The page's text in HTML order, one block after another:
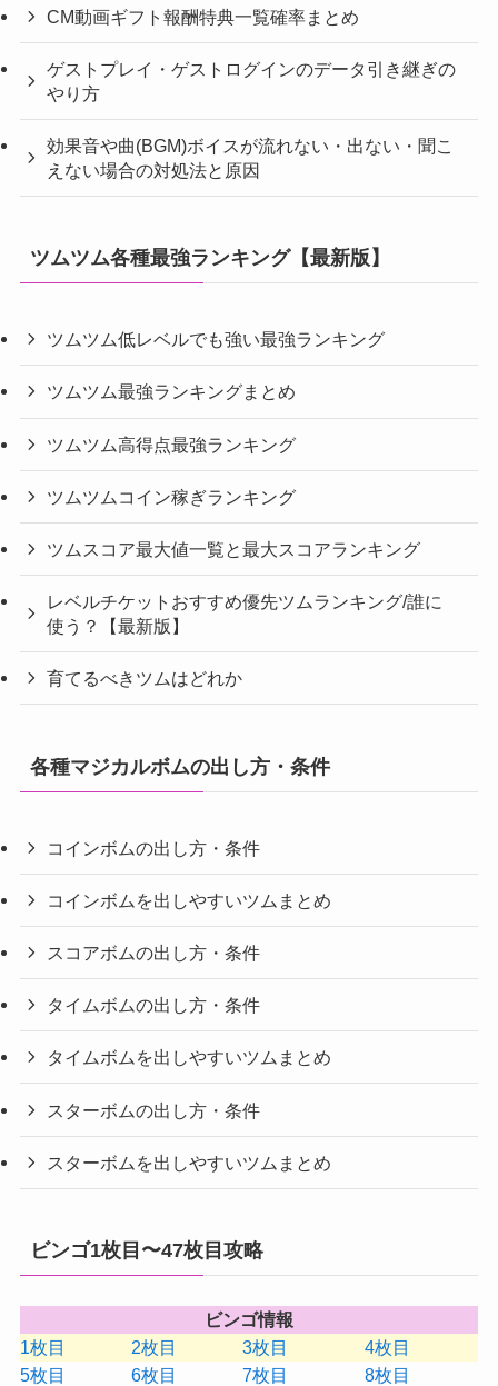
CM動画ギフト報酬特典一覧確率まとめ
ゲストプレイ・ゲストログインのデータ引き継ぎの
やり方
効果音や曲(BGM)ボイスが流れない・出ない・聞こ
えない場合の対処法と原因
ツムツム各種最強ランキング【最新版】
ツムツム低レベルでも強い最強ランキング
ツムツム最強ランキングまとめ
ツムツム高得点最強ランキング
ツムツムコイン稼ぎランキング
ツムスコア最大値一覧と最大スコアランキング
レベルチケットおすすめ優先ツムランキング/誰に
使う？【最新版】
育てるべきツムはどれか
各種マジカルボムの出し方・条件
コインボムの出し方・条件
コインボムを出しやすいツムまとめ
スコアボムの出し方・条件
タイムボムの出し方・条件
タイムボムを出しやすいツムまとめ
スターボムの出し方・条件
スターボムを出しやすいツムまとめ
ビンゴ1枚目〜47枚目攻略
ビンゴ情報
1枚目
2枚目 3枚目
4枚目
5枚目
6枚目 7枚目
8枚目